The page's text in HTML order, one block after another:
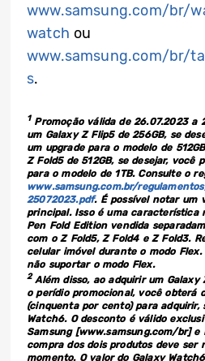
www.samsung.com/br/
watch ou
www.samsung.com/br/
s.
1Promoção válida de 26.07.2023 a
um Galaxy Z Flip5 de 256GB, se
um upgrade para o modelo de
Z Fold5 de 512GB, se desejar, você
para o modelo de 1TB. Consulte o
www.samsung.com.br/
25072023.pdf. É possível notar um
principal. Isso é uma característica
Pen Fold Edition vendida
com o Z Fold5, Z Fold4 e Z Fold3.
celular imóvel durante o modo
não suportar o modo Flex.
2Além disso, ao adquirir um Galaxy
o perídio promocional, você obterá
(cinquenta por cento) para adquirir,
Watch6. O desconto é válido
Samsung [www.samsung.com/br] e
compra dos dois produtos deve ser
momento. O valor do Galaxy